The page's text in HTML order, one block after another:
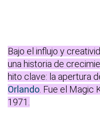
Bajo el influjo y
una historia de
hito clave: la apertura
Orlando. Fue el Magic
1971.